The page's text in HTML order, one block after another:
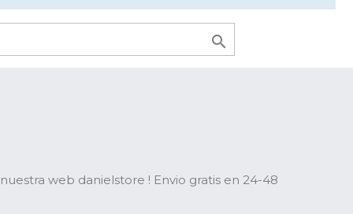

web danielstore ! Envio gratis en 24-48